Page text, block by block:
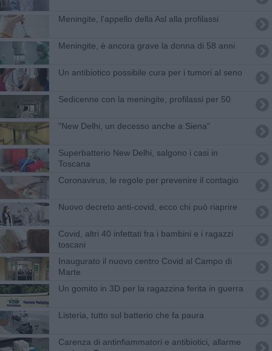
Meningite, l'appello della Asl alla profilassi
Meningite, è ancora grave la donna di 58 anni
Un antibiotico possibile cura per i tumori al seno
Sedicenne con la meningite, profilassi per 50
"New Delhi, un decesso anche a Siena"
Superbatterio New Delhi, salgono i casi in
Toscana
Coronavirus, le regole per prevenire il contagio
Nuovo decreto anti-covid, ecco chi può riaprire
Covid, altri 40 infettati fra i bambini e i ragazzi
toscani
Inaugurato il nuovo centro Covid al Campo di
Marte
Un gomito in 3D per la ragazzina ferita in guerra
Listeria, tutto sul batterio che fa paura
Carenza di antinfiammatori e antibiotici, allarme